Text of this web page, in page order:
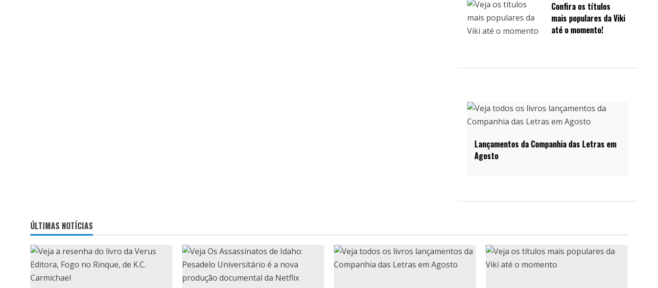
Confira os títulos
mais populares da Viki
até o momento!
Lançamentos da Companhia das Letras em
Agosto
ÚLTIMAS NOTÍCIAS